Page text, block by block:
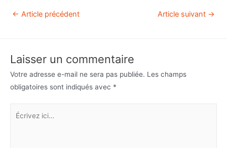
← Article précédent Article suivant →
Laisser un commentaire
Votre adresse e-mail ne sera pas publiée. Les champs
obligatoires sont indiqués avec *